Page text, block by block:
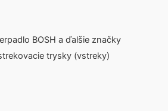
BOSH a ďalšie značky
trysky (vstreky)